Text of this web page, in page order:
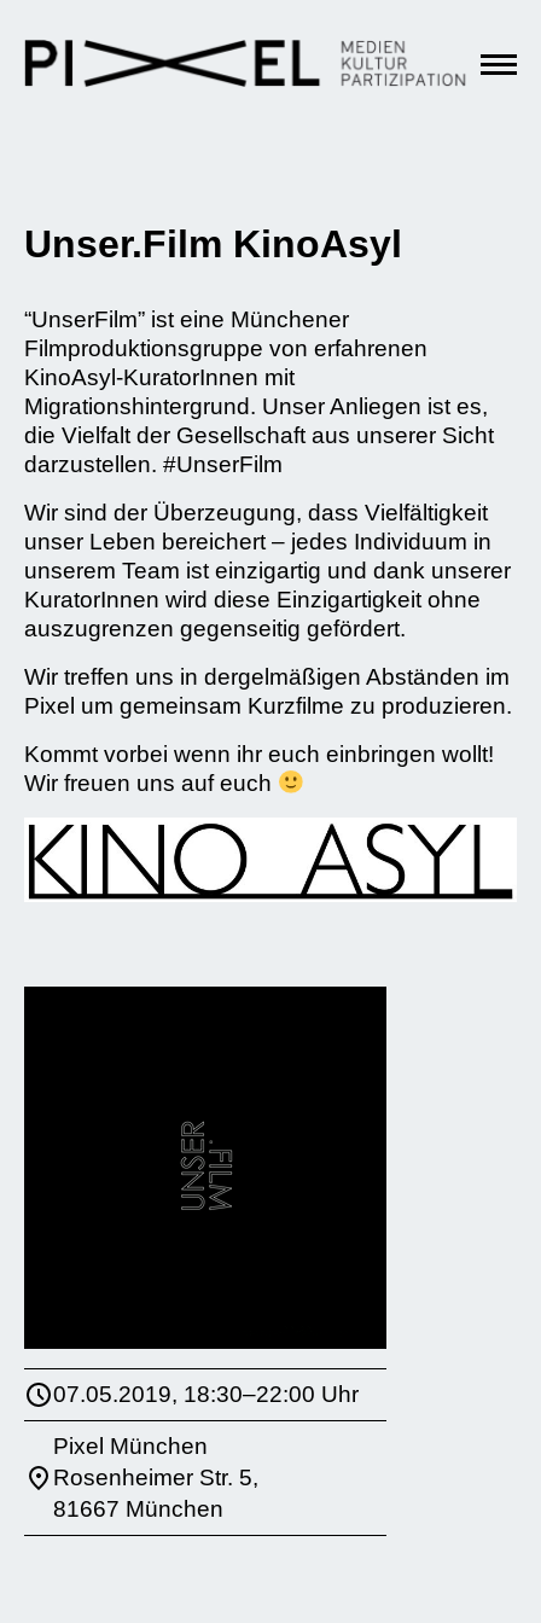
Unser.Film KinoAsyl
“UnserFilm” ist eine Münchener
Filmproduktionsgruppe von erfahrenen
KinoAsyl-KuratorInnen mit
Migrationshintergrund. Unser Anliegen ist es,
die Vielfalt der Gesellschaft aus unserer Sicht
darzustellen. #UnserFilm
Wir sind der Überzeugung, dass Vielfältigkeit
unser Leben bereichert – jedes Individuum in
unserem Team ist einzigartig und dank unserer
KuratorInnen wird diese Einzigartigkeit ohne
auszugrenzen gegenseitig gefördert.
Wir treffen uns in dergelmäßigen Abständen im
Pixel um gemeinsam Kurzfilme zu produzieren.
Kommt vorbei wenn ihr euch einbringen wollt!
Wir freuen uns auf euch
07.05.2019, 18:30–22:00 Uhr
Pixel München
Rosenheimer Str. 5,
81667 München